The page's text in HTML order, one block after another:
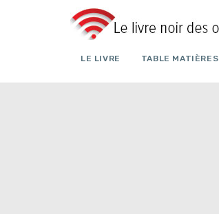
LE LIVRE TABLE MATIÈRES